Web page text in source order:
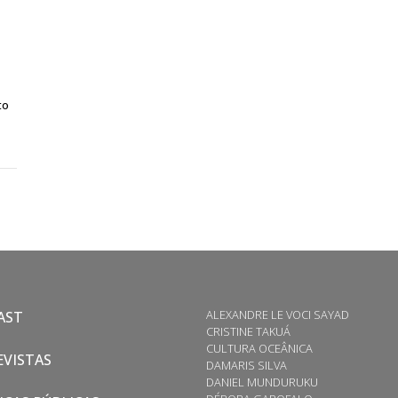
ALEXANDRE LE VOCI SAYAD
CRISTINE TAKUÁ
CULTURA OCEÂNICA
DAMARIS SILVA
DANIEL MUNDURUKU